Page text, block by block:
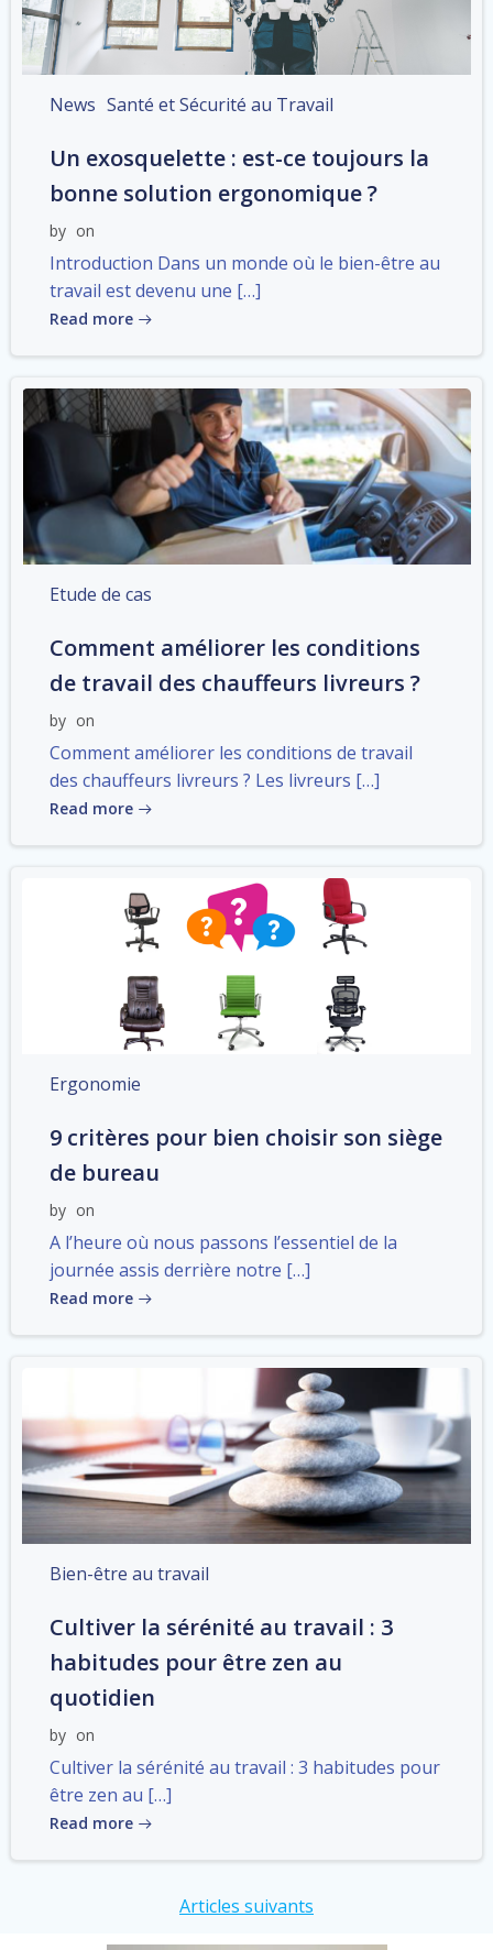
News Santé et Sécurité au Travail
Un exosquelette : est-ce toujours la
bonne solution ergonomique ?
by on
Introduction Dans un monde où le bien-être au
travail est devenu une […]
Read more
Etude de cas
Comment améliorer les conditions
de travail des chauffeurs livreurs ?
by on
Comment améliorer les conditions de travail
des chauffeurs livreurs ? Les livreurs […]
Read more
Ergonomie
9 critères pour bien choisir son siège
de bureau
by on
A l’heure où nous passons l’essentiel de la
journée assis derrière notre […]
Read more
Bien-être au travail
Cultiver la sérénité au travail : 3
habitudes pour être zen au
quotidien
by on
Cultiver la sérénité au travail : 3 habitudes pour
être zen au […]
Read more
Articles suivants